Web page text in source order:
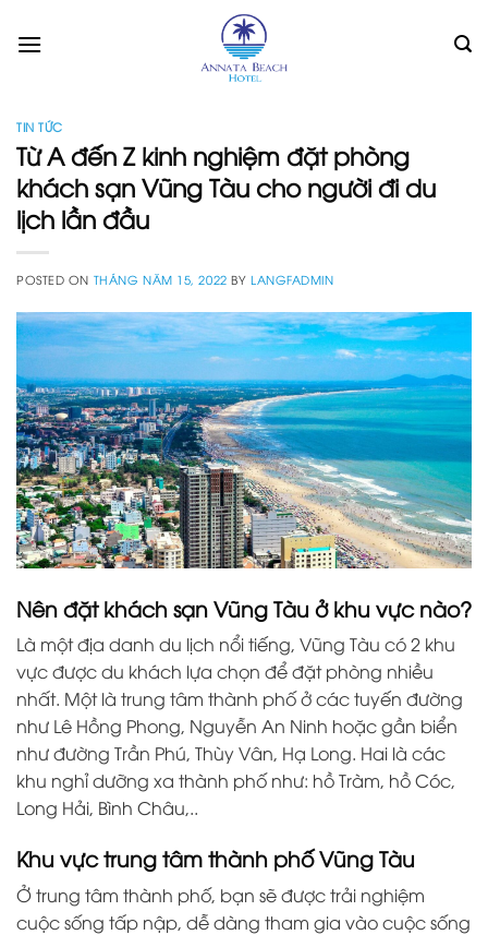
TIN TỨC
Từ A đến Z kinh nghiệm đặt phòng
khách sạn Vũng Tàu cho người đi du
lịch lần đầu
POSTED ON THÁNG NĂM 15, 2022 BY LANGFADMIN
Nên đặt khách sạn Vũng Tàu ở khu vực nào?
Là một địa danh du lịch nổi tiếng, Vũng Tàu có 2 khu
vực được du khách lựa chọn để đặt phòng nhiều
nhất. Một là trung tâm thành phố ở các tuyến đường
như Lê Hồng Phong, Nguyễn An Ninh hoặc gần biển
như đường Trần Phú, Thùy Vân, Hạ Long. Hai là các
khu nghỉ dưỡng xa thành phố như: hồ Tràm, hồ Cóc,
Long Hải, Bình Châu,..
Khu vực trung tâm thành phố Vũng Tàu
Ở trung tâm thành phố, bạn sẽ được trải nghiệm
cuộc sống tấp nập, dễ dàng tham gia vào cuộc sống